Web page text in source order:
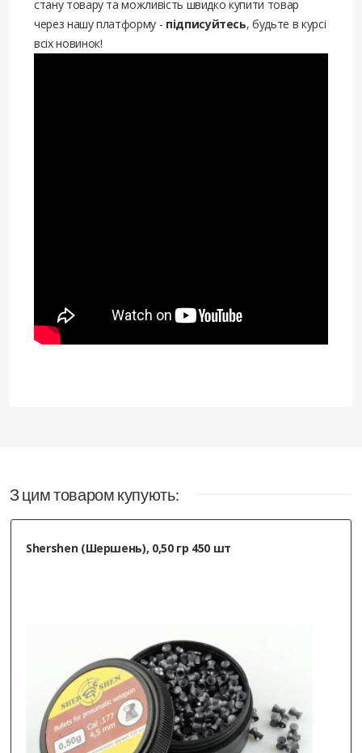
стану товару та можливість швидко купити товар
через нашу платформу - підписуйтесь, будьте в курсі
всіх новинок!
З цим товаром купують:
Shershen (Шершень), 0,50 гр 450 шт